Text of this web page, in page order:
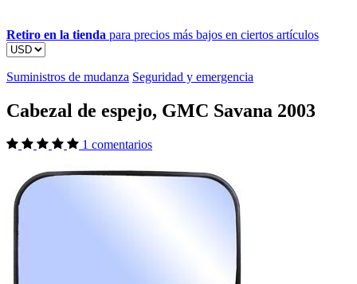
Retiro en la tienda para precios más bajos en ciertos artículos
Suministros de mudanza Seguridad y emergencia
Cabezal de espejo, GMC Savana 2003
1 comentarios